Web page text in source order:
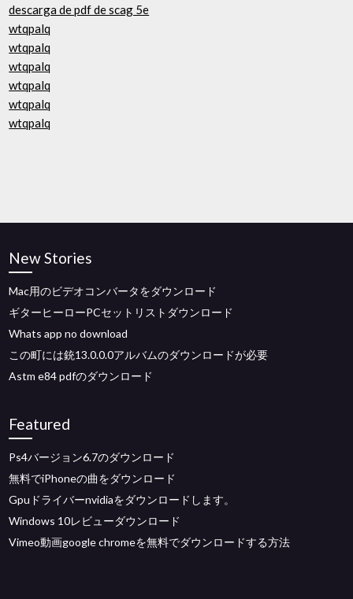
descarga de pdf de scag 5e
wtqpalq
wtqpalq
wtqpalq
wtqpalq
wtqpalq
wtqpalq
New Stories
Mac用のビデオコンバータをダウンロード
ギターヒーローPCセットリストダウンロード
Whats app no download
この町には銃13.0.0.0アルバムのダウンロードが必要
Astm e84 pdfのダウンロード
Featured
Ps4バージョン6.7のダウンロード
無料でiPhoneの曲をダウンロード
Gpuドライバーnvidiaをダウンロードします。
Windows 10レビューダウンロード
Vimeo動画google chromeを無料でダウンロードする方法